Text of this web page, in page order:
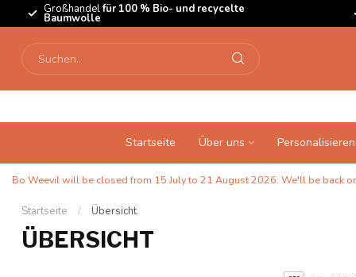
Großhandelfür 100 % Bio- und recycelte
Baumwolle
Startseite Über uns Personalisieren
Bo Weevil will be closed from 15 July to 21 August 2026. We'll be back
Startseite / Übersicht
ÜBERSICHT